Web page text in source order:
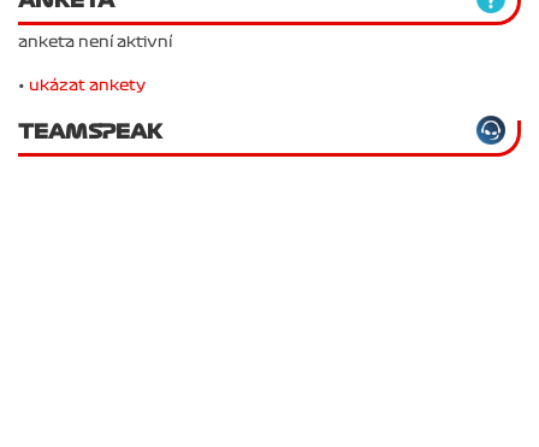
anketa není aktivní
• ukázat ankety
TEAMSPEAK